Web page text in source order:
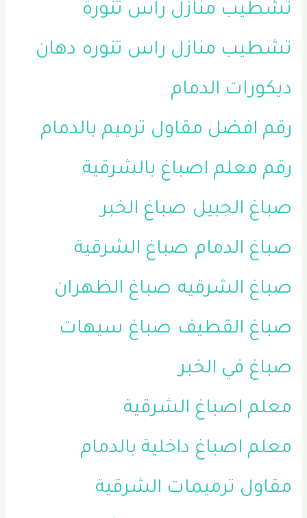
تشطيب منازل راس تنورة
تشطيب منازل راس تنوره دهان
ديكورات الدمام
رقم افضل مقاول ترميم بالدمام
رقم معلم اصباغ بالشرقية
صباغ الجبيل صباغ الخبر
صباغ الدمام صباغ الشرقية
صباغ الشرقيه صباغ الظهران
صباغ القطيف صباغ سيهات
صباغ في الخبر
معلم اصباغ الشرقية
معلم اصباغ داخلية بالدمام
مقاول ترميمات الشرقية